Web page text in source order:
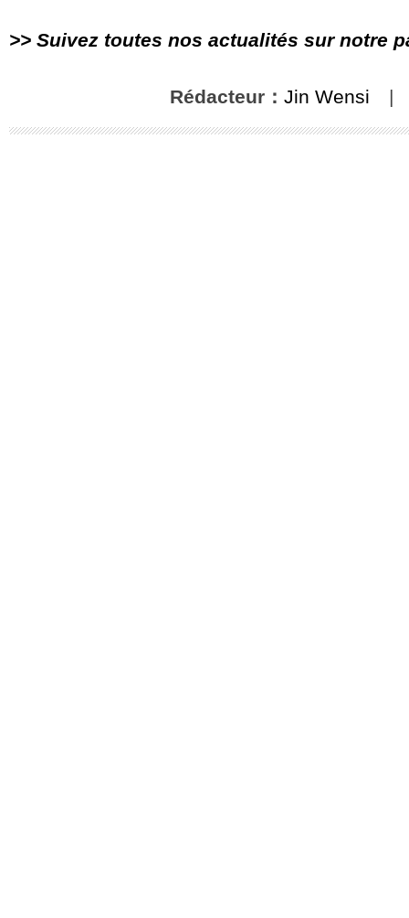
>> Suivez toutes nos actualités sur notre
Rédacteur： Jin Wensi